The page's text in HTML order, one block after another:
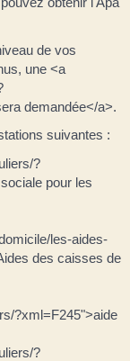
de vos
une <a
demandée</a>.
suivantes :
?
pour les
les-aides-
des caisses de
?xml=F245">aide
?